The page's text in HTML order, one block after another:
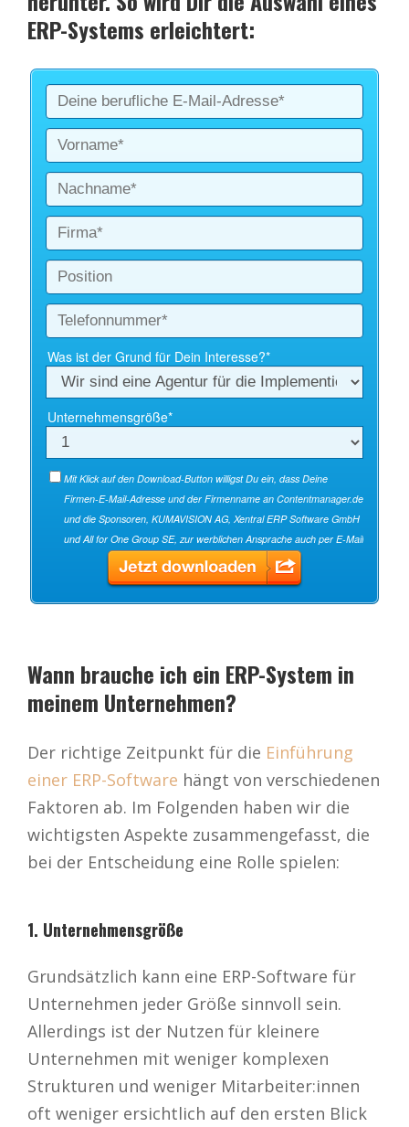
ERP-Systems erleichtert:
Wann brauche ich ein ERP-System in
meinem Unternehmen?
Der richtige Zeitpunkt für die Einführung
einer ERP-Software hängt von verschiedenen
Faktoren ab. Im Folgenden haben wir die
wichtigsten Aspekte zusammengefasst, die
bei der Entscheidung eine Rolle spielen:
1. Unternehmensgröße
Grundsätzlich kann eine ERP-Software für
Unternehmen jeder Größe sinnvoll sein.
Allerdings ist der Nutzen für kleinere
Unternehmen mit weniger komplexen
Strukturen und weniger Mitarbeiter:innen
oft weniger ersichtlich auf den ersten Blick